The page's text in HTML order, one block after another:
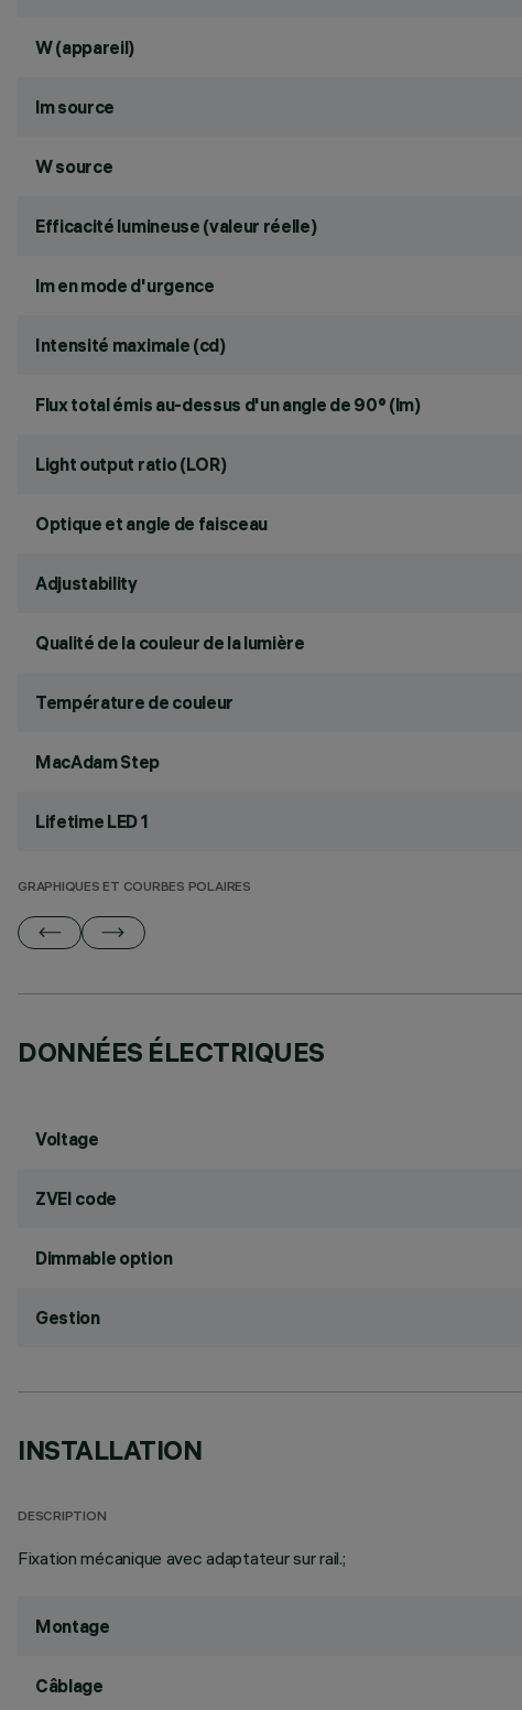
W (appareil)
lm source
W source
Efficacité lumineuse (valeur réelle)
lm en mode d'urgence
Intensité maximale (cd)
Flux total émis au-dessus d'un angle de 90° (lm)
Light output ratio (LOR)
Optique et angle de faisceau
Adjustability
Qualité de la couleur de la lumière
Température de couleur
MacAdam Step
Lifetime LED 1
GRAPHIQUES ET COURBES POLAIRES
DONNÉES ÉLECTRIQUES
Voltage
ZVEI code
Dimmable option
Gestion
INSTALLATION
DESCRIPTION
Fixation mécanique avec adaptateur sur rail.;
Montage
Câblage